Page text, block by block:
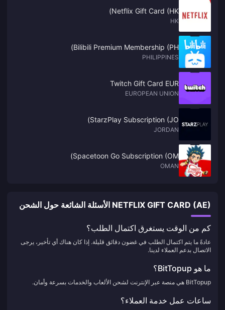
Netflix Gift Card (HK)
HK
Bilibili Premium Membership (PH)
PHILIPPINES
Twitch Gift Card EUR
EUROPEAN UNION
StarzPlay Subscription (JO)
JORDAN
Spacetoon Go Subscription (OM)
OMAN
NETFLIX GIFT CARD (AE) الأسئلة الشائعة حول الشحن
كم من الوقت يستغرق اكتمال الطلب؟
عادةً ما يتم اكتمال الطلب في غضون دقائق قليلة. إذا كان هناك أي تأخير، يرجى
الاتصال بدعم العملاء لدينا.
ما هو BitTopup؟
BitTopup هي منصة عبر الإنترنت لشحن الألعاب والخدمات بسرعة وأمان.
ساعات عمل خدمة العملاء؟